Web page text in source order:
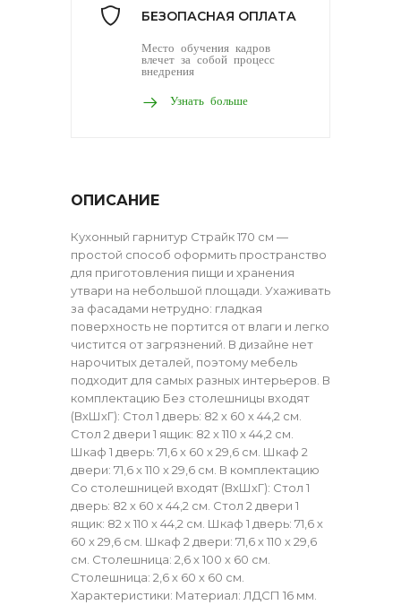
БЕЗОПАСНАЯ ОПЛАТА
Место обучения кадров
влечет за собой процесс
внедрения
Узнать больше
ОПИСАНИЕ
Кухонный гарнитур Страйк 170 см —
простой способ оформить пространство
для приготовления пищи и хранения
утвари на небольшой площади. Ухаживать
за фасадами нетрудно: гладкая
поверхность не портится от влаги и легко
чистится от загрязнений. В дизайне нет
нарочитых деталей, поэтому мебель
подходит для самых разных интерьеров. В
комплектацию Без столешницы входят
(ВхШхГ): Стол 1 дверь: 82 х 60 х 44,2 см.
Стол 2 двери 1 ящик: 82 х 110 х 44,2 см.
Шкаф 1 дверь: 71,6 х 60 х 29,6 см. Шкаф 2
двери: 71,6 х 110 х 29,6 см. В комплектацию
Со столешницей входят (ВхШхГ): Стол 1
дверь: 82 х 60 х 44,2 см. Стол 2 двери 1
ящик: 82 х 110 х 44,2 см. Шкаф 1 дверь: 71,6 х
60 х 29,6 см. Шкаф 2 двери: 71,6 х 110 х 29,6
см. Столешница: 2,6 х 100 х 60 см.
Столешница: 2,6 х 60 х 60 см.
Характеристики: Материал: ЛДСП 16 мм.